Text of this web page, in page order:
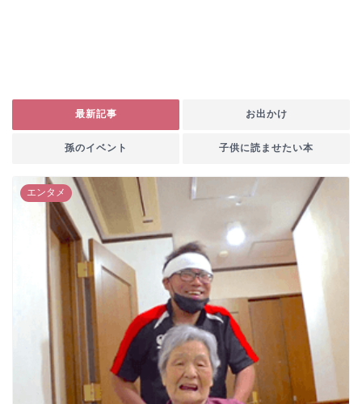
最新記事 お出かけ
孫のイベント 子供に読ませたい本
エンタメ